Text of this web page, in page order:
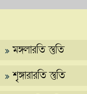
মঙ্গলারতি স্তুতি
শৃঙ্গারারতি স্তুতি